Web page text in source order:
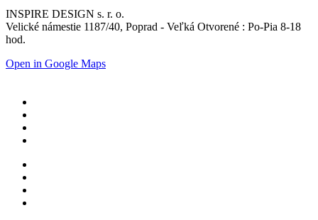
INSPIRE DESIGN s. r. o.
Velické námestie 1187/40, Poprad - Veľká Otvorené : Po-Pia 8-18
hod.
Open in Google Maps